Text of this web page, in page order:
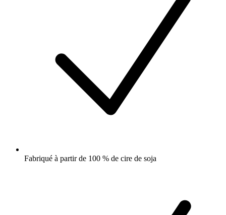
Fabriqué à partir de 100 % de cire de soja